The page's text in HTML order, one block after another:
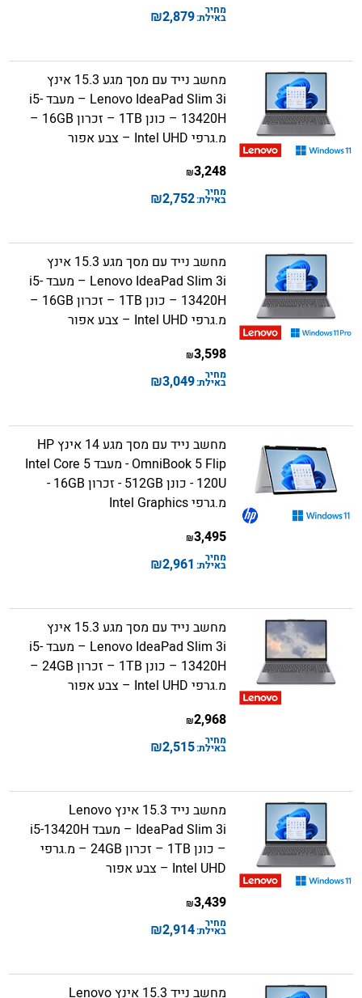
מחיר
באילת:2,879
₪
מחשב נייד עם מסך מגע 15.3 אינץ
Lenovo IdeaPad Slim 3i – מעבד i5-
13420H – כונן 1TB – זכרון 16GB –
מ.גרפי Intel UHD – צבע אפור
3,248
₪
מחיר
באילת:2,752
₪
מחשב נייד עם מסך מגע 15.3 אינץ
Lenovo IdeaPad Slim 3i – מעבד i5-
13420H – כונן 1TB – זכרון 16GB –
מ.גרפי Intel UHD – צבע אפור
3,598
₪
מחיר
באילת:3,049
₪
מחשב נייד עם מסך מגע 14 אינץ HP
OmniBook 5 Flip - מעבד Intel Core 5
120U - כונן 512GB - זכרון 16GB -
מ.גרפי Intel Graphics
3,495
₪
מחיר
באילת: 2,961
₪
מחשב נייד עם מסך מגע 15.3 אינץ
Lenovo IdeaPad Slim 3i – מעבד i5-
13420H – כונן 1TB – זכרון 24GB –
מ.גרפי Intel UHD – צבע אפור
2,968
₪
מחיר
באילת:2,515
₪
מחשב נייד 15.3 אינץ Lenovo
IdeaPad Slim 3i – מעבד i5-13420H
– כונן 1TB – זכרון 24GB – מ.גרפי
Intel UHD – צבע אפור
3,439
₪
מחיר
באילת:2,914
₪
מחשב נייד 15.3 אינץ Lenovo